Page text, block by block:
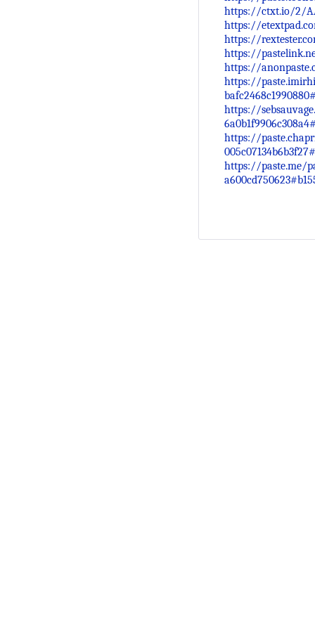
https://ctxt.io/2/
https://
https://
https://
https://
https://
https://
https://
https://paste.me/